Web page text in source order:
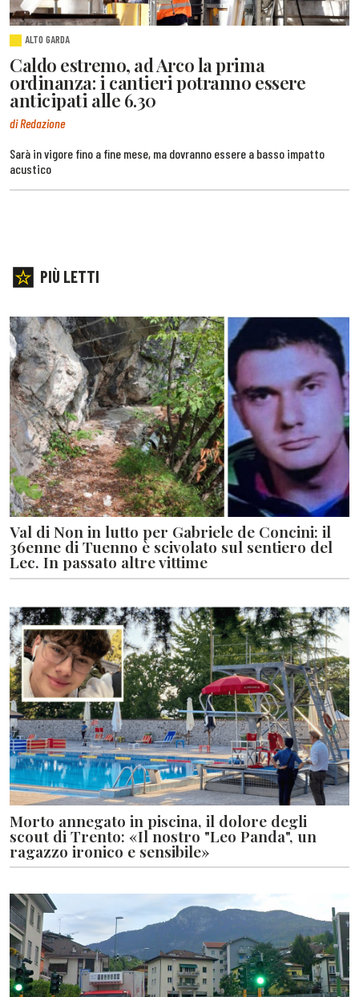
ALTO GARDA
Caldo estremo, ad Arco la prima
ordinanza: i cantieri potranno essere
anticipati alle 6.30
di Redazione
Sarà in vigore fino a fine mese, ma dovranno essere a basso impatto
acustico
PIÙ LETTI
Val di Non in lutto per Gabriele de Concini: il
36enne di Tuenno è scivolato sul sentiero del
Lec. In passato altre vittime
Morto annegato in piscina, il dolore degli
scout di Trento: «Il nostro "Leo Panda", un
ragazzo ironico e sensibile»